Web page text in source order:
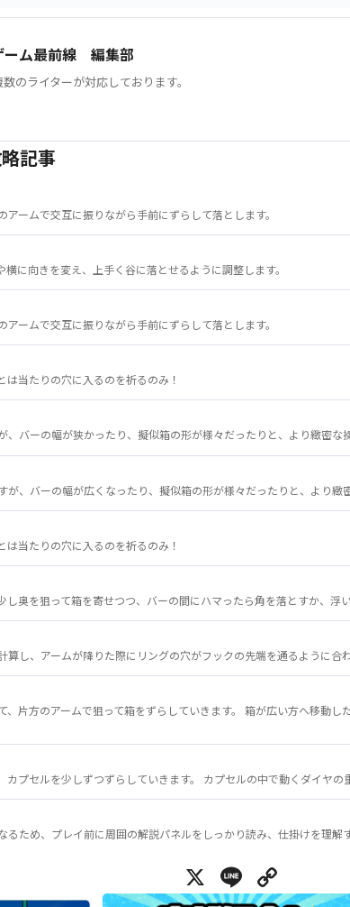
ーム最前線 編集部
のライターが対応しております。
記事
ームで交互に振りながら手前にずらして落とします。
に向きを変え、上手く谷に落とせるように調整します。
ームで交互に振りながら手前にずらして落とします。
は当たりの穴に入るのを祈るのみ！
、バーの幅が狭かったり、擬似箱の形が様々だったりと、より緻密な
が、バーの幅が広くなったり、擬似箱の形が様々だったりと、より緻
は当たりの穴に入るのを祈るのみ！
し奥を狙って箱を寄せつつ、バーの間にハマったら角を落とすか、浮
算し、アームが降りた際にリングの穴がフックの先端を通るように合わ
、片方のアームで狙って箱をずらしていきます。 箱が広い方へ移動
カプセルを少しずつずらしていきます。 カプセルの中で動くダイヤの
るため、プレイ前に周囲の解説パネルをしっかり読み、仕掛けを理解
X Line